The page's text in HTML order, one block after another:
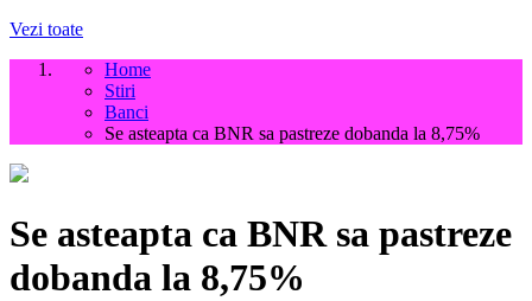
Vezi toate
Home
Stiri
Banci
Se asteapta ca BNR sa pastreze dobanda la 8,75%
Se asteapta ca BNR sa pastreze
dobanda la 8,75%